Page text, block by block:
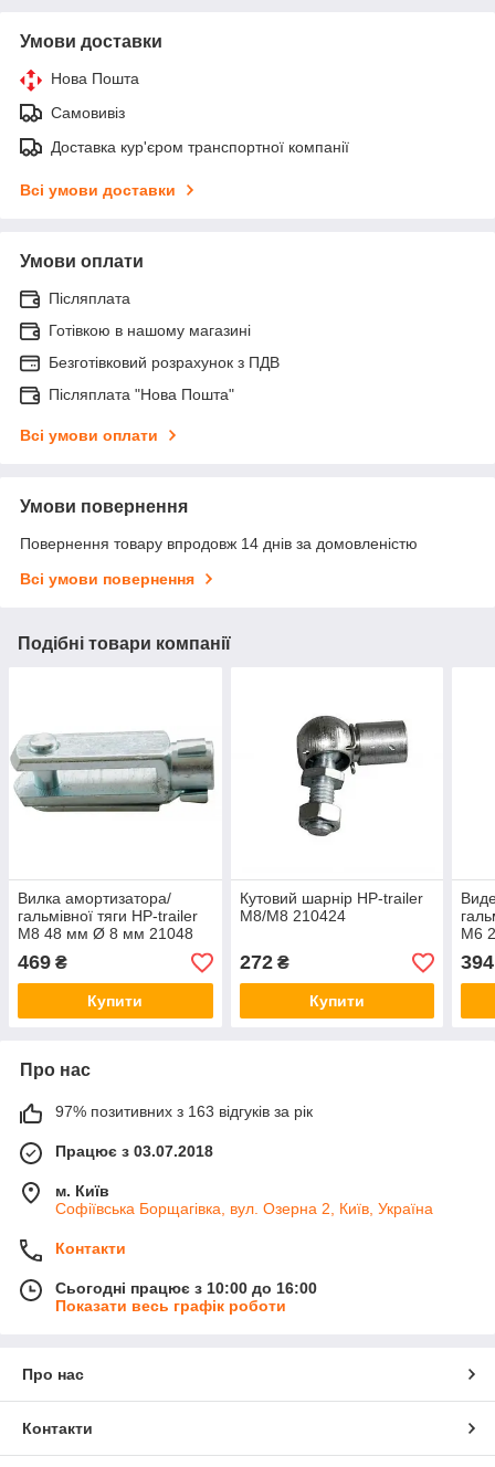
Умови доставки
Нова Пошта
Самовивіз
Доставка кур'єром транспортної компанії
Всі умови доставки
Умови оплати
Післяплата
Готівкою в нашому магазині
Безготівковий розрахунок з ПДВ
Післяплата "Нова Пошта"
Всі умови оплати
Умови повернення
Повернення товару впродовж 14 днів за домовленістю
Всі умови повернення
Подібні товари компанії
Вилка амортизатора/
гальмівної тяги HP-trailer
М8 48 мм Ø 8 мм 21048
469 ₴
Купити
Кутовий шарнір HP-trailer
М8/М8 210424
272₴
Купити
М6
394
Про нас
97% позитивних з 163 відгуків за рік
Працює з 03.07.2018
м. Київ
Софіївська Борщагівка, вул. Озерна 2, Київ, Україна
Контакти
Сьогодні працює з 10:00 до 16:00
Показати весь графік роботи
Про нас
Контакти